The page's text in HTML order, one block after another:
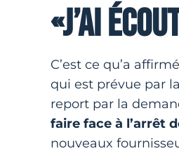
«J’AI
C’est ce qu’a
qui est prévue par
report par la
faire face à l’arrêt
nouveaux